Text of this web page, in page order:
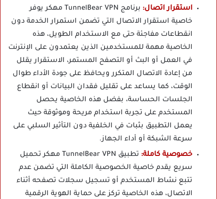
استقرار اتصال:
برنامج TunnelBear VPN مهكر يوفر
خاصية استقرار الاتصال التي تضمن استمرار الخدمة دون
انقطاعات مفاجئة حتى مع الاستخدام الطويل، هذه
الخاصية مهمة للمستخدمين الذين يعتمدون على الإنترنت
في العمل أو البث أو التصفح المستمر، الاستقرار يقلل
من إعادة الاتصال المتكرر ويحافظ على جودة الأداء طوال
الوقت، كما يساعد على تقليل فقدان البيانات أو انقطاع
الجلسات الحساسة، بفضل هذه الخاصية يحصل
المستخدم على تجربة استخدام مريحة وموثوقة حيث
يعمل التطبيق بثبات في الخلفية دون التأثير السلبي على
سرعة الشبكة أو أداء الجهاز.
خصوصية كاملة:
تطبيق TunnelBear VPN مهكر تحميل
سريع يقدم خاصية الخصوصية الكاملة التي تضمن عدم
تتبع نشاط المستخدم أو تسجيل سجلات تصفحه أثناء
الاتصال، هذه الخاصية تركز على حماية الهوية الرقمية